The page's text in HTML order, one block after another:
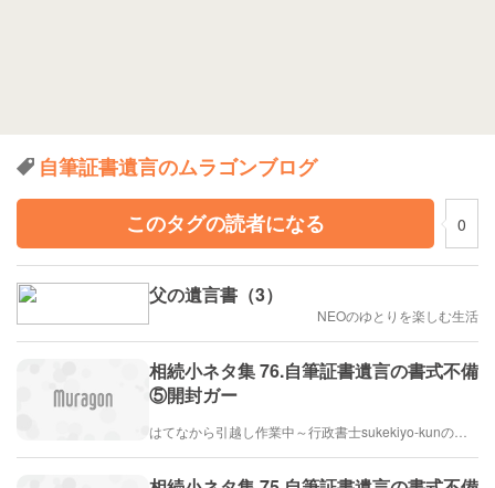
自筆証書遺言のムラゴンブログ
このタグの読者になる
0
父の遺言書（3）
NEOのゆとりを楽しむ生活
相続小ネタ集 76.自筆証書遺言の書式不備
⑤開封ガー